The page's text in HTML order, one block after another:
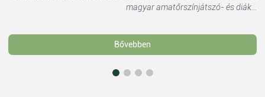
magyar amatőrszínjátszó- és diák...
Bővebben